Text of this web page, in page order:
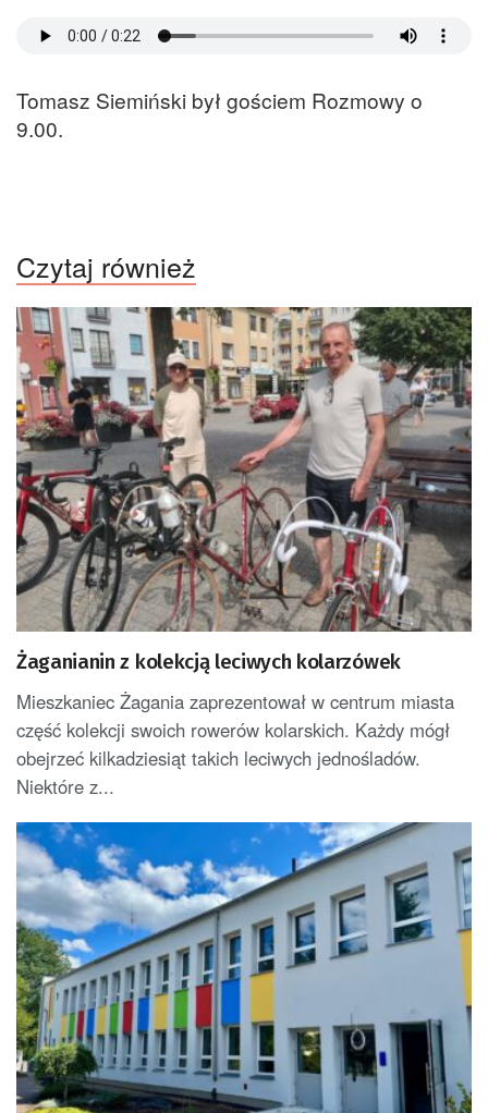
Tomasz Siemiński był gościem Rozmowy o
9.00.
Czytaj również
Żaganianin z kolekcją leciwych kolarzówek
Mieszkaniec Żagania zaprezentował w centrum miasta
część kolekcji swoich rowerów kolarskich. Każdy mógł
obejrzeć kilkadziesiąt takich leciwych jednośladów.
Niektóre z...